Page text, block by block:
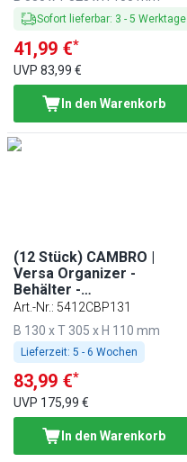
Sofort lieferbar: 3 - 5 Werktage
41,99 €*
UVP 83,99 €
In den Warenkorb
(12 Stück) CAMBRO |
Versa Organizer -
Behälter -
130x305x110mm - Braun
Art.-Nr.: 5412CBP131
B 130 x T 305 x H 110 mm
Lieferzeit: 5 - 6 Wochen
83,99 €*
UVP 175,99 €
In den Warenkorb